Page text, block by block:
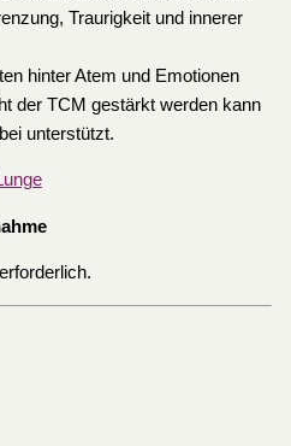
Traurigkeit und innerer
hinter Atem und Emotionen
der TCM gestärkt werden kann
unterstützt.